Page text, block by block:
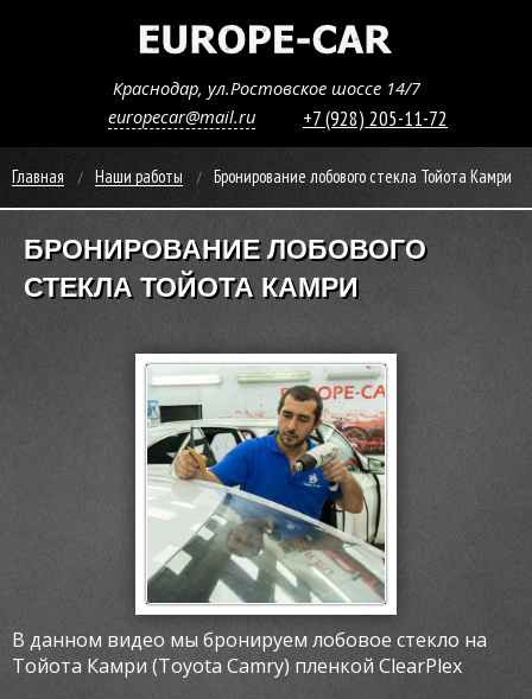
Краснодар, ул.Ростовское шоссе 14/7
europecar@mail.ru
+7 (928) 205-11-72
Главная Наши работы Бронирование лобового стекла Тойота Камри
БРОНИРОВАНИЕ ЛОБОВОГО
СТЕКЛА ТОЙОТА КАМРИ
В данном видео мы бронируем лобовое стекло на
Тойота Камри (Toyota Camry) пленкой ClearPlex